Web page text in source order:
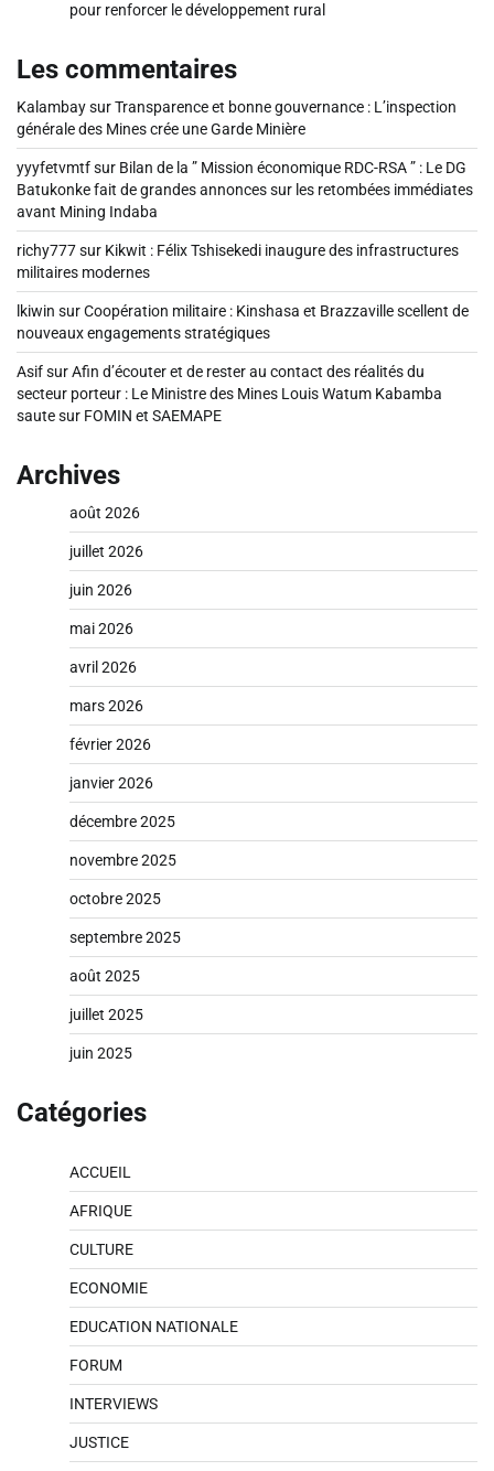
pour renforcer le développement rural
Les commentaires
KalambaysurTransparence et bonne gouvernance : L’inspection
générale des Mines crée une Garde Minière
yyyfetvmtfsur Bilan de la ” Mission économique RDC-RSA ” : Le DG
Batukonke fait de grandes annonces sur les retombées immédiates
avant Mining Indaba
richy777sur Kikwit : Félix Tshisekedi inaugure des infrastructures
militaires modernes
lkiwin surCoopération militaire : Kinshasa et Brazzaville scellent de
nouveaux engagements stratégiques
AsifsurAfin d’écouter et de rester au contact des réalités du
secteur porteur : Le Ministre des Mines Louis Watum Kabamba
saute sur FOMIN et SAEMAPE
Archives
août 2026
juillet 2026
juin 2026
mai 2026
avril 2026
mars 2026
février 2026
janvier 2026
décembre 2025
novembre 2025
octobre 2025
septembre 2025
août 2025
juillet 2025
juin 2025
Catégories
ACCUEIL
AFRIQUE
CULTURE
ECONOMIE
EDUCATION NATIONALE
FORUM
INTERVIEWS
JUSTICE